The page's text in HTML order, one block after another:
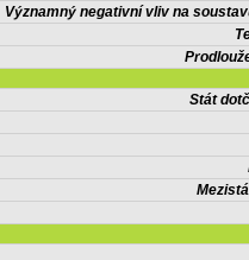
Významný negativní vliv na
Stát